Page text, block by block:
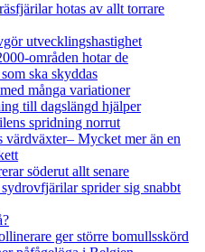
hotas av allt torrare
utvecklingshastighet
områden hotar de
ska skyddas
många variationer
till dagslängd hjälper
spridning norrut
värdväxter– Mycket mer än en
söderut allt senare
sprider sig snabbt
ger större bomullsskörd